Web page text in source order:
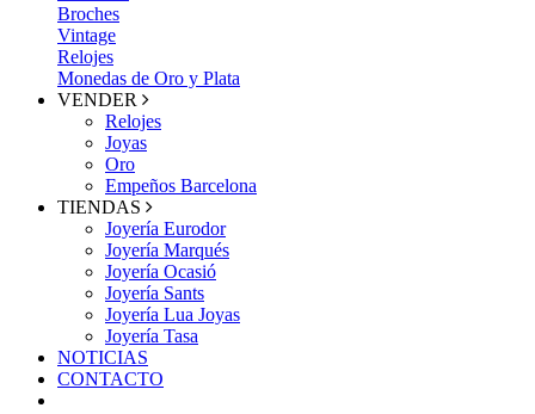
Broches
Vintage
Relojes
Monedas de Oro y Plata
VENDER
Relojes
Joyas
Oro
Empeños Barcelona
TIENDAS
Joyería Eurodor
Joyería Marqués
Joyería Ocasió
Joyería Sants
Joyería Lua Joyas
Joyería Tasa
NOTICIAS
CONTACTO